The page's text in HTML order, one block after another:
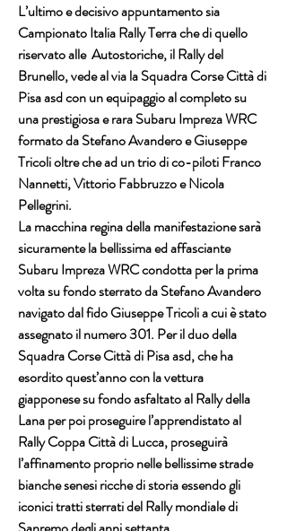
L’ultimo e decisivo appuntamento sia
Campionato Italia Rally Terra che di quello
riservato alle  Autostoriche, il Rally del
Brunello, vede al via la Squadra Corse Città di
Pisa asd con un equipaggio al completo su
una prestigiosa e rara Subaru Impreza WRC
formato da Stefano Avandero e Giuseppe
Tricoli oltre che ad un trio di co-piloti Franco
Nannetti, Vittorio Fabbruzzo e Nicola
Pellegrini.
La macchina regina della manifestazione sarà
sicuramente la bellissima ed affasciante
Subaru Impreza WRC condotta per la prima
volta su fondo sterrato da Stefano Avandero
navigato dal fido Giuseppe Tricoli a cui è stato
assegnato il numero 301. Per il duo della
Squadra Corse Città di Pisa asd, che ha
esordito quest’anno con la vettura
giapponese su fondo asfaltato al Rally della
Lana per poi proseguire l’apprendistato al
Rally Coppa Città di Lucca, proseguirà
l’affinamento proprio nelle bellissime strade
bianche senesi ricche di storia essendo gli
iconici tratti sterrati del Rally mondiale di